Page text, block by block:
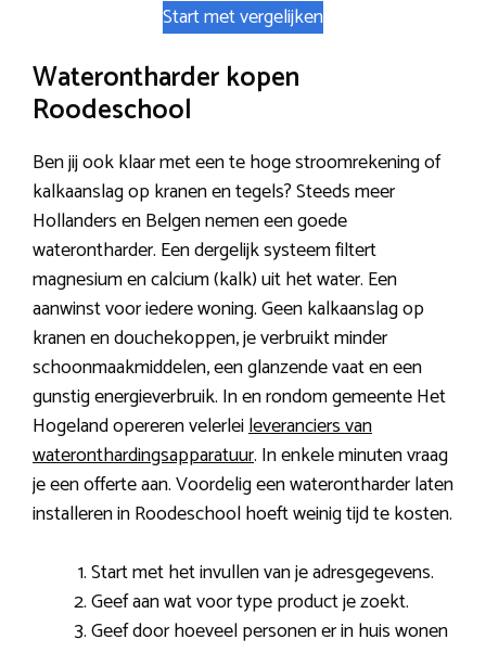
Start met vergelijken
Waterontharder kopen
Roodeschool
Ben jij ook klaar met een te hoge stroomrekening of
kalkaanslag op kranen en tegels? Steeds meer
Hollanders en Belgen nemen een goede
waterontharder. Een dergelijk systeem filtert
magnesium en calcium (kalk) uit het water. Een
aanwinst voor iedere woning. Geen kalkaanslag op
kranen en douchekoppen, je verbruikt minder
schoonmaakmiddelen, een glanzende vaat en een
gunstig energieverbruik. In en rondom gemeente Het
Hogeland opereren velerleileveranciers van
wateronthardingsapparatuur. In enkele minuten vraag
je een offerte aan. Voordelig een waterontharder laten
installeren in Roodeschool hoeft weinig tijd te kosten.
Start met het invullen van je adresgegevens.
Geef aan wat voor type product je zoekt.
Geef door hoeveel personen er in huis wonen